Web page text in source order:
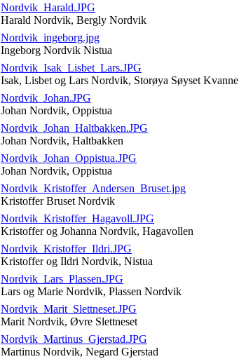
Nordvik_Harald.JPG
Harald Nordvik, Bergly Nordvik
Nordvik_ingeborg.jpg
Ingeborg Nordvik Nistua
Nordvik_Isak_Lisbet_Lars.JPG
Isak, Lisbet og Lars Nordvik, Storøya Søyset Kvanne
Nordvik_Johan.JPG
Johan Nordvik, Oppistua
Nordvik_Johan_Haltbakken.JPG
Johan Nordvik, Haltbakken
Nordvik_Johan_Oppistua.JPG
Johan Nordvik, Oppistua
Nordvik_Kristoffer_Andersen_Bruset.jpg
Kristoffer Bruset Nordvik
Nordvik_Kristoffer_Hagavoll.JPG
Kristoffer og Johanna Nordvik, Hagavollen
Nordvik_Kristoffer_Ildri.JPG
Kristoffer og Ildri Nordvik, Nistua
Nordvik_Lars_Plassen.JPG
Lars og Marie Nordvik, Plassen Nordvik
Nordvik_Marit_Slettneset.JPG
Marit Nordvik, Øvre Slettneset
Nordvik_Martinus_Gjerstad.JPG
Martinus Nordvik, Negard Gjerstad